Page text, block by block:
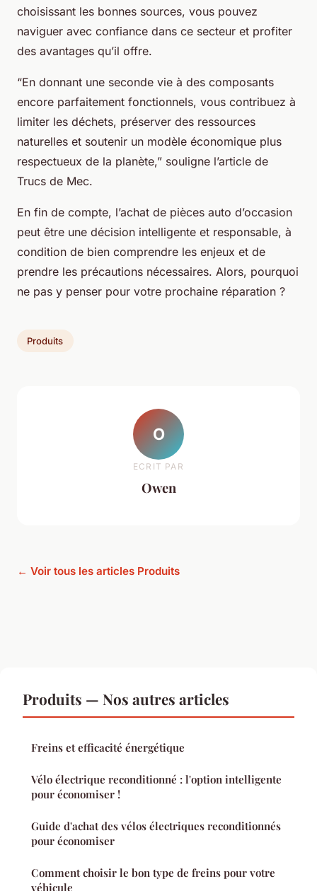
choisissant les bonnes sources, vous pouvez
naviguer avec confiance dans ce secteur et profiter
des avantages qu’il offre.
“En donnant une seconde vie à des composants
encore parfaitement fonctionnels, vous contribuez à
limiter les déchets, préserver des ressources
naturelles et soutenir un modèle économique plus
respectueux de la planète,” souligne l’article de
Trucs de Mec.
En fin de compte, l’achat de pièces auto d’occasion
peut être une décision intelligente et responsable, à
condition de bien comprendre les enjeux et de
prendre les précautions nécessaires. Alors, pourquoi
ne pas y penser pour votre prochaine réparation ?
Produits
O
ECRIT PAR
Owen
← Voir tous les articles Produits
Produits — Nos autres articles
Freins et efficacité énergétique
Vélo électrique reconditionné : l'option intelligente
pour économiser !
Guide d'achat des vélos électriques reconditionnés
pour économiser
Comment choisir le bon type de freins pour votre
véhicule